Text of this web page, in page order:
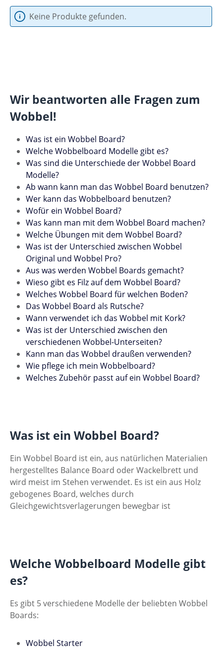
Keine Produkte gefunden.
Wir beantworten alle Fragen zum
Wobbel!
Was ist ein Wobbel Board?
Welche Wobbelboard Modelle gibt es?
Was sind die Unterschiede der Wobbel Board
Modelle?
Ab wann kann man das Wobbel Board benutzen?
Wer kann das Wobbelboard benutzen?
Wofür ein Wobbel Board?
Was kann man mit dem Wobbel Board machen?
Welche Übungen mit dem Wobbel Board?
Was ist der Unterschied zwischen Wobbel
Original und Wobbel Pro?
Aus was werden Wobbel Boards gemacht?
Wieso gibt es Filz auf dem Wobbel Board?
Welches Wobbel Board für welchen Boden?
Das Wobbel Board als Rutsche?
Wann verwendet ich das Wobbel mit Kork?
Was ist der Unterschied zwischen den
verschiedenen Wobbel-Unterseiten?
Kann man das Wobbel draußen verwenden?
Wie pflege ich mein Wobbelboard?
Welches Zubehör passt auf ein Wobbel Board?
Was ist ein Wobbel Board?
Ein Wobbel Board ist ein, aus natürlichen Materialien
hergestelltes Balance Board oder Wackelbrett und
wird meist im Stehen verwendet. Es ist ein aus Holz
gebogenes Board, welches durch
Gleichgewichtsverlagerungen bewegbar ist
Welche Wobbelboard Modelle gibt
es?
Es gibt 5 verschiedene Modelle der beliebten Wobbel
Boards:
Wobbel Starter